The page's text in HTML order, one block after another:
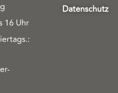
16 Uhr
Datenschutz